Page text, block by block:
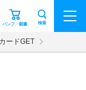
パンフ・願書 検索
ードGET